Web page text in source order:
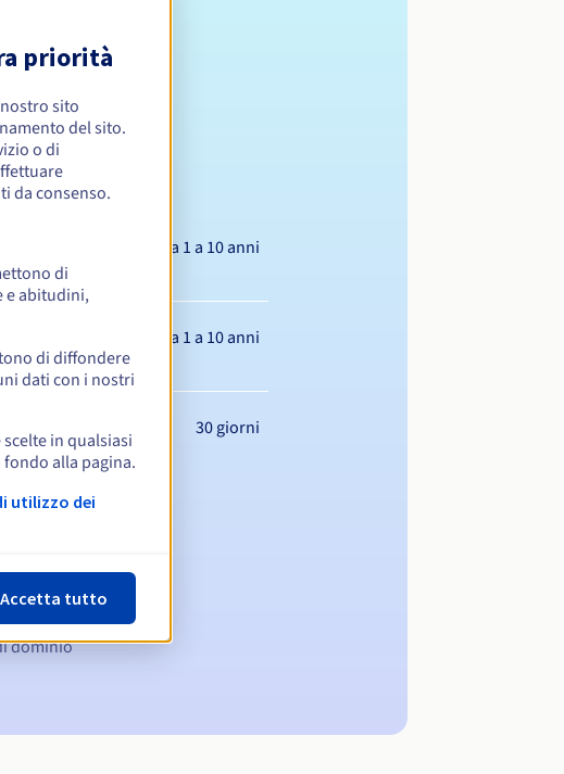
Da 1 a 10 anni
Da 1 a 10 anni
30 giorni
dominio
priorità
sito
del sito.
o di
da consenso.
di
e abitudini,
di diffondere
dati con i nostri
in qualsiasi
alla pagina.
utilizzo dei
Accetta tutto